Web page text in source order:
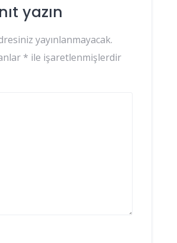
yazın
yayınlanmayacak.
* ile işaretlenmişlerdir